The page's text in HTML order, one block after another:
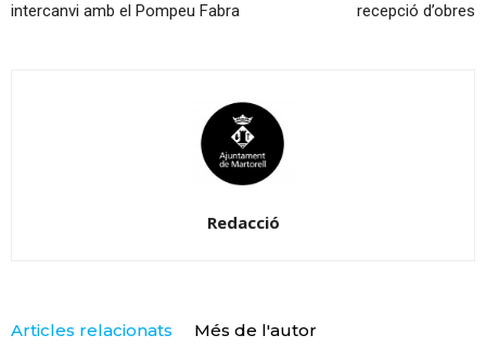
intercanvi amb el Pompeu Fabra
recepció d’obres
Redacció
Articles relacionats Més de l'autor